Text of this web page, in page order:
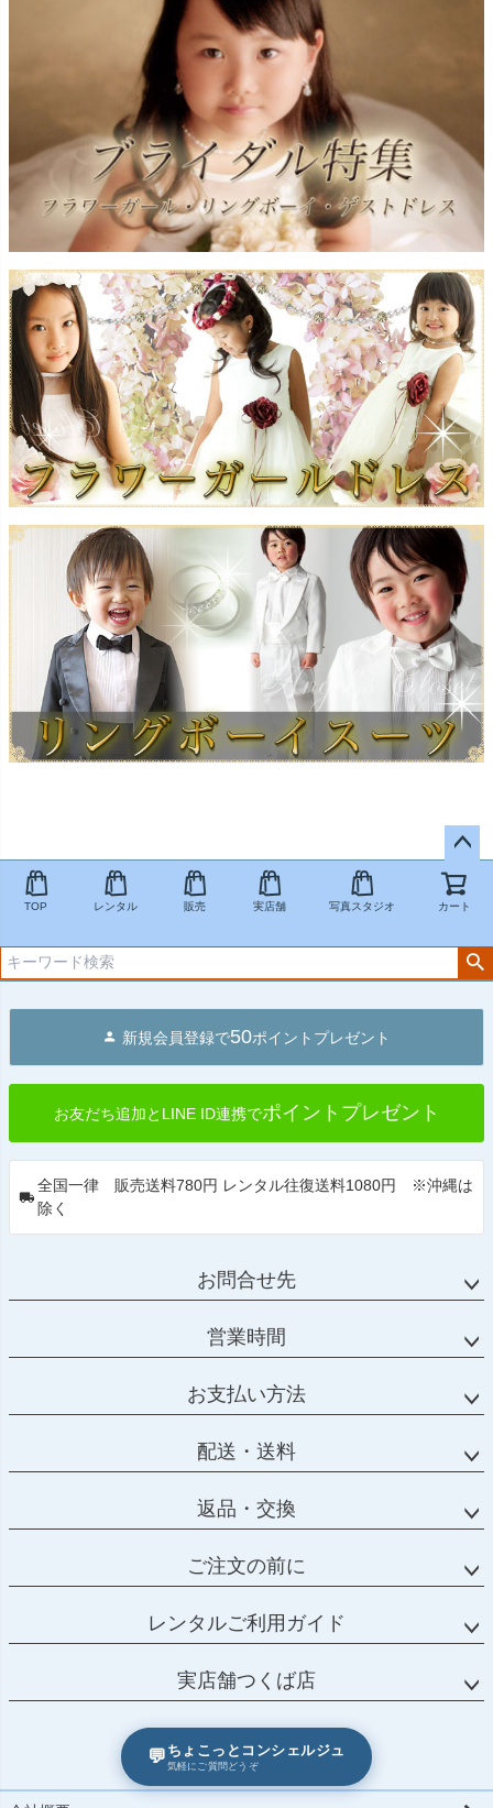
💬 ちょこっとコンシェルジュ
気軽にご質問どうぞ
ペー
ジト
TOP レンタル 販売 実店舗 写真スタジオ カート
新規会員登録で50ポイントプレゼント
お友だち追加とLINE ID連携でポイントプレゼント
全国一律 販売送料780円 レンタル往復送料1080円 ※沖縄は
除く
お問合せ先
営業時間
お支払い方法
配送・送料
返品・交換
ご注文の前に
レンタルご利用ガイド
実店舗つくば店